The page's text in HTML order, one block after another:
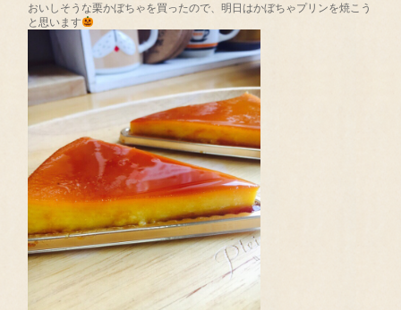
おいしそうな栗かぼちゃを買ったので、明日はかぼちゃプリンを焼こう
と思います